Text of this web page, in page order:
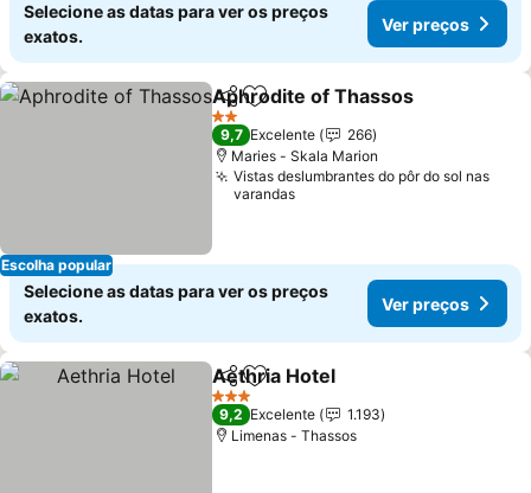
Selecione as datas para ver os preços
exatos.
Ver preços
Escolha popular
PartilharAdicionar aos favoritos
Aphrodite of Thassos
2 Estrelas
9,7 Excelente
266
Maries - Skala Marion
Vistas deslumbrantes do pôr do sol nas
varandas
Selecione as datas para ver os preços
exatos.
Ver preços
PartilharAdicionar aos favoritos
Aethria Hotel
3 Estrelas
9,2 Excelente
1.193
Limenas - Thassos